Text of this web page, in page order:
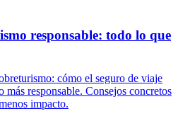
responsable: todo lo que
cómo el seguro de viaje
responsable. Consejos concretos
impacto.